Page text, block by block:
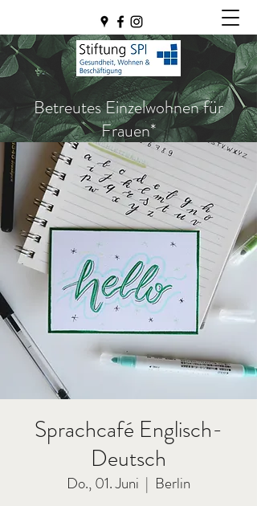
Betreutes Einzelwohnen für
Frauen*
Sprachcafé Englisch-
Deutsch
Do., 01. Juni
  |
Berlin